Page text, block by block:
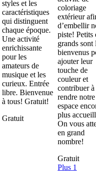
styles et les
caractéristiques
qui distinguent
chaque époque.
Une activité
enrichissante
pour les
amateurs de
musique et les
curieux. Entrée
libre. Bienvenue
à tous! Gratuit!
Gratuit
coloriage
extérieur
d’embellir
piste! Petits
grands sont
bienvenus
ajouter leur
touche de
couleur et
contribuer à
rendre notre
espace
plus
On vous
en grand
nombre!
Gratuit
Plus 1